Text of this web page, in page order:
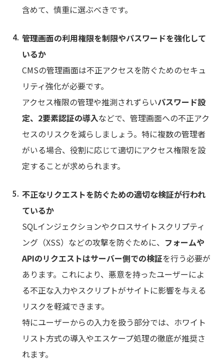
含めて、慎重に選ぶべきです。
管理画面の利用権限を制限やパスワードを強化して
いるか
CMSの管理画面は不正アクセスを防ぐためのセキュ
リティ強化が必要です。
アクセス権限の管理や推測されずらいパスワード設
定、2要素認証の導入などで、管理画面への不正アク
セスのリスクを減らしましょう。特に複数の管理者
がいる場合、役割に応じて適切にアクセス権限を設
定することが求められます。
不正なリクエストを防ぐための適切な検証が行われ
ているか
SQLインジェクションやクロスサイトスクリプティ
ング（XSS）などの攻撃を防ぐために、 フォームや
APIのリクエストはサーバー側での検証を行う必要が
あります。これにより、悪意を持ったユーザーによ
る不正な入力やスクリプトがサイトに影響を与える
リスクを軽減できます。
特にユーザーからの入力を扱う部分では、ホワイト
リスト方式の導入やエスケープ処理の徹底が推奨さ
れます。